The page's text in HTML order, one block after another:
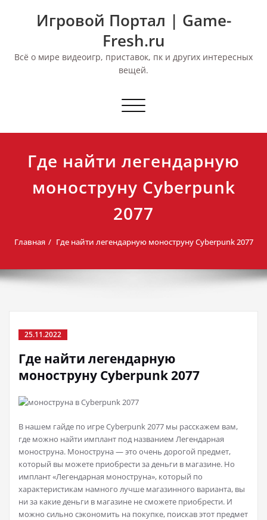
Игровой Портал | Game-
Fresh.ru
Всё о мире видеоигр, приставок, пк и других интересных
вещей.
Переключить
Где найти легендарную
моноструну Cyberpunk
2077
Главная Где найти легендарную моноструну Cyberpunk 2077
25.11.2022
Где найти легендарную
моноструну Cyberpunk 2077
В нашем гайде по игре Cyberpunk 2077 мы расскажем вам,
где можно найти имплант под названием Легендарная
моноструна. Моноструна — это очень дорогой предмет,
который вы можете приобрести за деньги в магазине. Но
имплант «Легендарная моноструна», который по
характеристикам намного лучше магазинного варианта, вы
ни за какие деньги в магазине не сможете приобрести. И
можно сильно сэкономить на покупке, поискав этот предмет